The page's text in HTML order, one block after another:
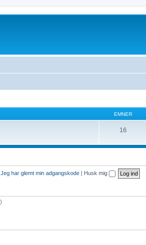
EMNER
16
Jeg har glemt min adgangskode | Husk mig